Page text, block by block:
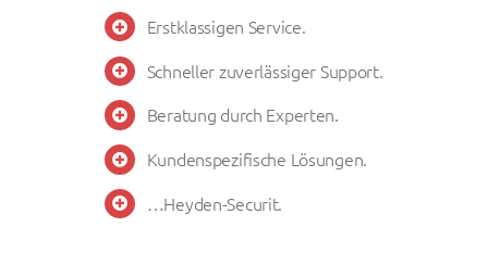
Erstklassigen Service.
Schneller zuverlässiger Support.
Beratung durch Experten.
Kundenspezifische Lösungen.
…Heyden-Securit.